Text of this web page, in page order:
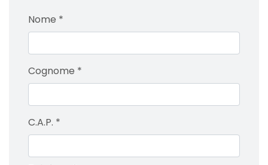
Nome *
Cognome *
C.A.P. *